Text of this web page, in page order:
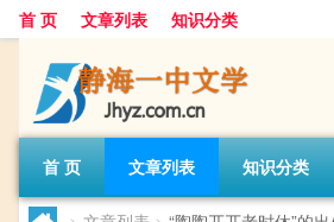
首 页 文章列表 知识分类
首 页 文章列表 知识分类